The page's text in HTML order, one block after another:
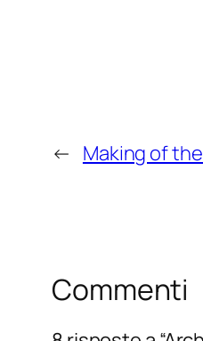
← Making of
Commenti